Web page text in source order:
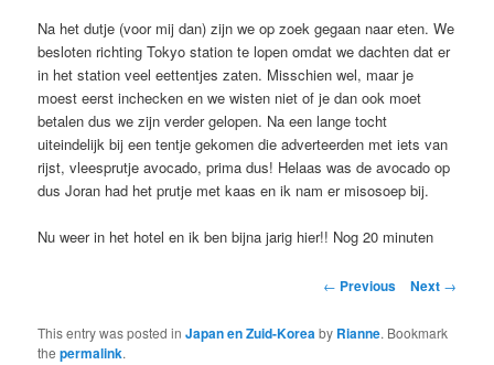
Na het dutje (voor mij dan) zijn we op zoek gegaan naar eten. We
besloten richting Tokyo station te lopen omdat we dachten dat er
in het station veel eettentjes zaten. Misschien wel, maar je
moest eerst inchecken en we wisten niet of je dan ook moet
betalen dus we zijn verder gelopen. Na een lange tocht
uiteindelijk bij een tentje gekomen die adverteerden met iets van
rijst, vleesprutje avocado, prima dus! Helaas was de avocado op
dus Joran had het prutje met kaas en ik nam er misosoep bij.
Nu weer in het hotel en ik ben bijna jarig hier!! Nog 20 minuten
Post
← Previous Next →
This entry was posted inJapan en Zuid-Koreaby Rianne. Bookmark
thepermalink.